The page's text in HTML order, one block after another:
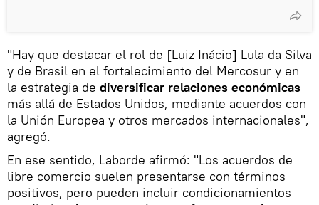
"Hay que destacar el rol de [Luiz Inácio] Lula da Silva
y de Brasil en el fortalecimiento del Mercosur y en
la estrategia de diversificar relaciones económicas
más allá de Estados Unidos, mediante acuerdos con
la Unión Europea y otros mercados internacionales",
agregó.
En ese sentido, Laborde afirmó: "Los acuerdos de
libre comercio suelen presentarse con términos
positivos, pero pueden incluir condicionamientos